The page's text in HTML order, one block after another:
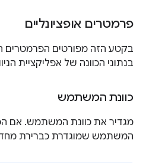
פרמטרים אופציונליים
בקטע הזה מפורטים הפרמטרים
בנתוני הכוונה של אפליקציית
כוונת המשתמש
מגדיר את כוונת המשתמש. אם
המשתמש שמוגדרת כברירת